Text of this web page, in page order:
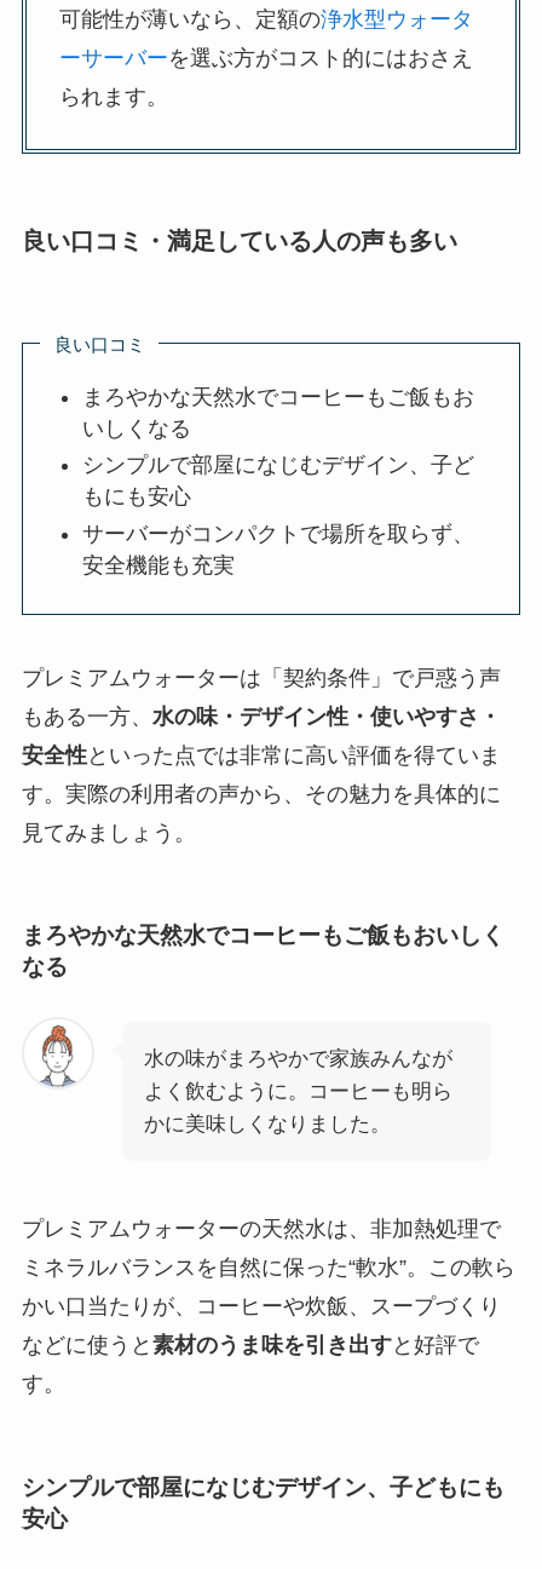
可能性が薄いなら、定額の浄水型ウォータ
ーサーバーを選ぶ方がコスト的にはおさえ
られます。
良い口コミ・満足している人の声も多い
良い口コミ
まろやかな天然水でコーヒーもご飯もお
いしくなる
シンプルで部屋になじむデザイン、子ど
もにも安心
サーバーがコンパクトで場所を取らず、
安全機能も充実
プレミアムウォーターは「契約条件」で戸惑う声
もある一方、 水の味・デザイン性・使いやすさ・
安全性といった点では非常に高い評価を得ていま
す。実際の利用者の声から、その魅力を具体的に
見てみましょう。
まろやかな天然水でコーヒーもご飯もおいしく
なる
水の味がまろやかで家族みんなが
よく飲むように。コーヒーも明ら
かに美味しくなりました。
プレミアムウォーターの天然水は、非加熱処理で
ミネラルバランスを自然に保った“軟水”。この軟ら
かい口当たりが、コーヒーや炊飯、スープづくり
などに使うと 素材のうま味を引き出すと好評で
す。
シンプルで部屋になじむデザイン、子どもにも
安心